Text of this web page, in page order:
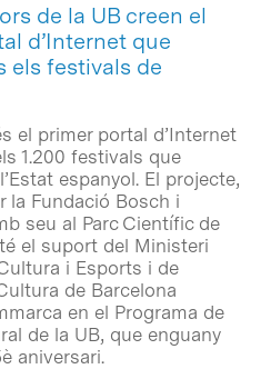
de la UB creen el
d’Internet que
els festivals de
el primer portal d’Internet
1.200 festivals que
espanyol. El projecte,
la Fundació Bosch i
seu al Parc Científic de
el suport del Ministeri
i Esports i de
de Barcelona
en el Programa de
de la UB, que enguany
aniversari.